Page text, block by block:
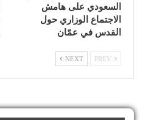
السعودي على هامش
الاجتماع الوزاري حول
القدس في عمّان
NEXT